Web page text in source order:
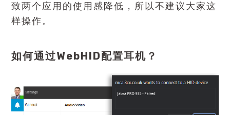
致两个应用的使用感降低，所以不建议大家这
样操作。
如何通过WebHID配置耳机？